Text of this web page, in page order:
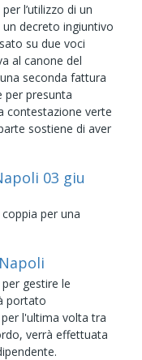
l’utilizzo di un
decreto ingiuntivo
su due voci
al canone del
seconda fattura
per presunta
contestazione verte
sostiene di aver
03 giu
per una
gestire le
portato
l'ultima volta tra
verrà effettuata